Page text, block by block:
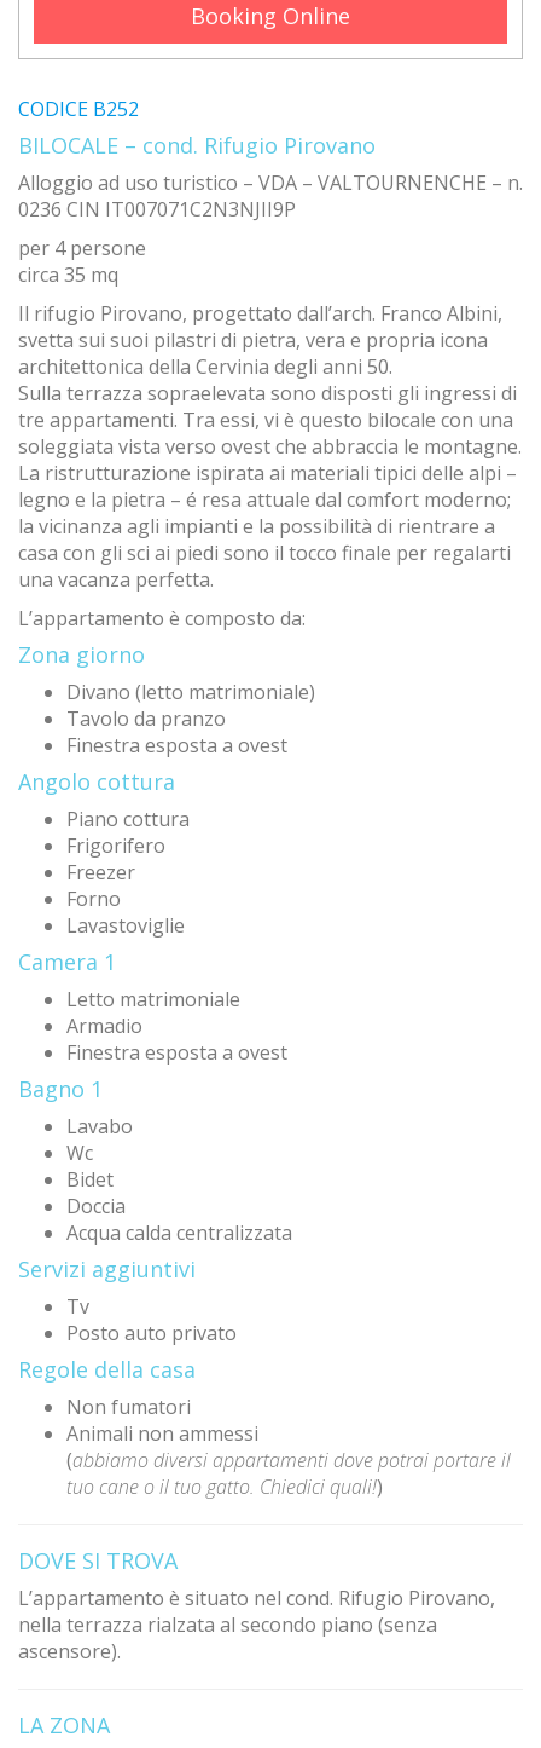
Booking Online
CODICE B252
BILOCALE – cond. Rifugio Pirovano
Alloggio ad uso turistico – VDA – VALTOURNENCHE – n.
0236 CIN IT007071C2N3NJII9P
per 4 persone
circa 35 mq
Il rifugio Pirovano, progettato dall’arch. Franco Albini,
svetta sui suoi pilastri di pietra, vera e propria icona
architettonica della Cervinia degli anni 50.
Sulla terrazza sopraelevata sono disposti gli ingressi di
tre appartamenti. Tra essi, vi è questo bilocale con una
soleggiata vista verso ovest che abbraccia le montagne.
La ristrutturazione ispirata ai materiali tipici delle alpi –
legno e la pietra – é resa attuale dal comfort moderno;
la vicinanza agli impianti e la possibilità di rientrare a
casa con gli sci ai piedi sono il tocco finale per regalarti
una vacanza perfetta.
L’appartamento è composto da:
Zona giorno
Divano (letto matrimoniale)
Tavolo da pranzo
Finestra esposta a ovest
Angolo cottura
Piano cottura
Frigorifero
Freezer
Forno
Lavastoviglie
Camera 1
Letto matrimoniale
Armadio
Finestra esposta a ovest
Bagno 1
Lavabo
Wc
Bidet
Doccia
Acqua calda centralizzata
Servizi aggiuntivi
Tv
Posto auto privato
Regole della casa
Non fumatori
Animali non ammessi
(abbiamo diversi appartamenti dove potrai portare il
tuo cane o il tuo gatto. Chiedici quali!)
DOVE SI TROVA
L’appartamento è situato nel cond. Rifugio Pirovano,
nella terrazza rialzata al secondo piano (senza
ascensore).
LA ZONA